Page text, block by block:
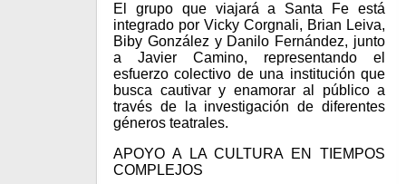
El grupo que viajará a Santa Fe está
integrado por Vicky Corgnali, Brian Leiva,
Biby González y Danilo Fernández, junto
a Javier Camino, representando el
esfuerzo colectivo de una institución que
busca cautivar y enamorar al público a
través de la investigación de diferentes
géneros teatrales.
APOYO A LA CULTURA EN TIEMPOS
COMPLEJOS